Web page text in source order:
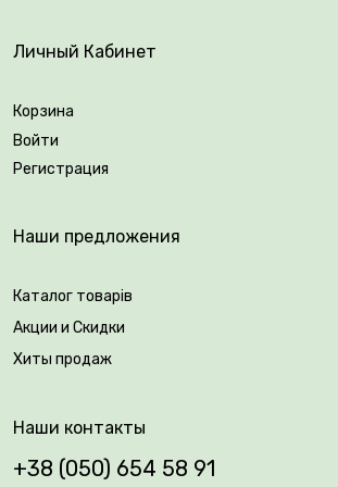
Личный Кабинет
Корзина
Войти
Регистрация
Наши предложения
Каталог товарів
Акции и Скидки
Хиты продаж
Наши контакты
+38 (050) 654 58 91